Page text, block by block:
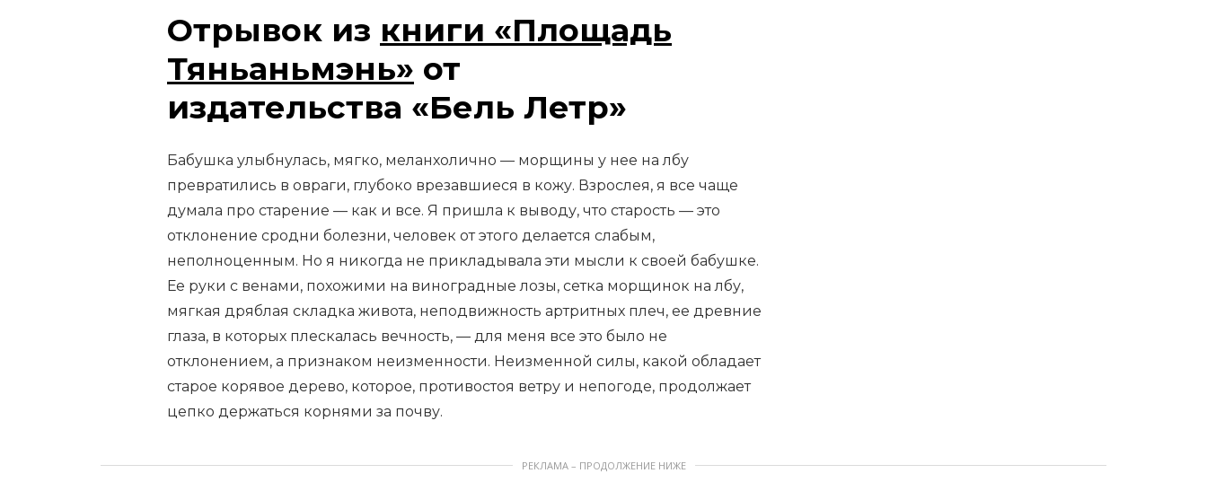
Отрывок из книги «Площадь
Тяньаньмэнь» от
издательства «Бель Летр»
Бабушка улыбнулась, мягко, меланхолично — морщины у нее на лбу
превратились в овраги, глубоко врезавшиеся в кожу. Взрослея, я все чаще
думала про старение — как и все. Я пришла к выводу, что старость — это
отклонение сродни болезни, человек от этого делается слабым,
неполноценным. Но я никогда не прикладывала эти мысли к своей бабушке.
Ее руки с венами, похожими на виноградные лозы, сетка морщинок на лбу,
мягкая дряблая складка живота, неподвижность артритных плеч, ее древние
глаза, в которых плескалась вечность, — для меня все это было не
отклонением, а признаком неизменности. Неизменной силы, какой обладает
старое корявое дерево, которое, противостоя ветру и непогоде, продолжает
цепко держаться корнями за почву.
РЕКЛАМА – ПРОДОЛЖЕНИЕ НИЖЕ